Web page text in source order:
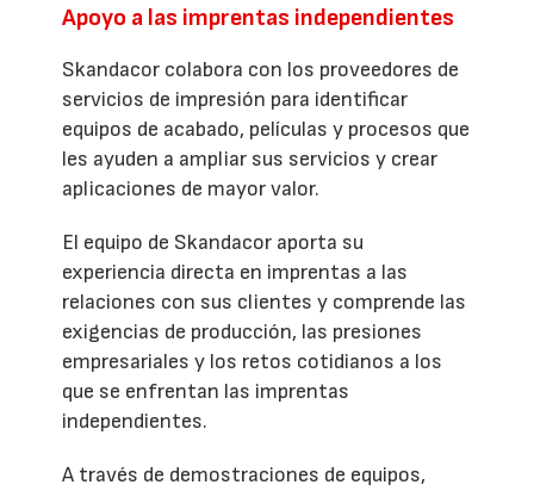
Apoyo a las imprentas independientes
Skandacor colabora con los proveedores de
servicios de impresión para identificar
equipos de acabado, películas y procesos que
les ayuden a ampliar sus servicios y crear
aplicaciones de mayor valor.
El equipo de Skandacor aporta su
experiencia directa en imprentas a las
relaciones con sus clientes y comprende las
exigencias de producción, las presiones
empresariales y los retos cotidianos a los
que se enfrentan las imprentas
independientes.
A través de demostraciones de equipos,